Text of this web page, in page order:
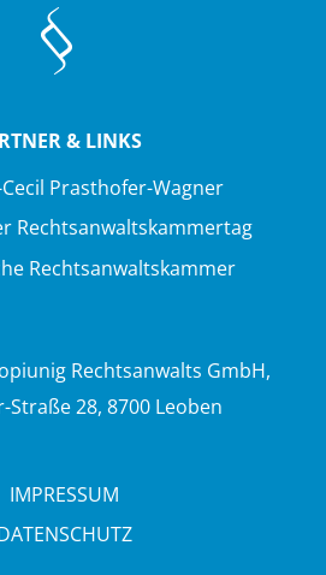
& LINKS
Prasthofer-Wagner
Rechtsanwaltskammertag
Rechtsanwaltskammer
Rechtsanwalts GmbH,
Straße 28, 8700 Leoben
IMPRESSUM